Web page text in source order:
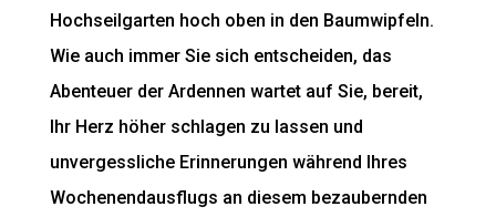
Hochseilgarten hoch oben in den Baumwipfeln.
Wie auch immer Sie sich entscheiden, das
Abenteuer der Ardennen wartet auf Sie, bereit,
Ihr Herz höher schlagen zu lassen und
unvergessliche Erinnerungen während Ihres
Wochenendausflugs an diesem bezaubernden